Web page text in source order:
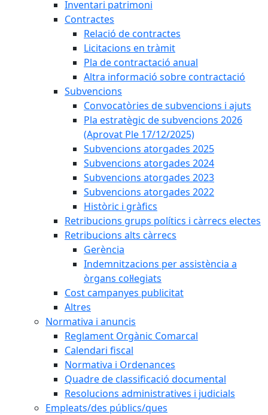
Inventari patrimoni
Contractes
Relació de contractes
Licitacions en tràmit
Pla de contractació anual
Altra informació sobre contractació
Subvencions
Convocatòries de subvencions i ajuts
Pla estratègic de subvencions 2026
(Aprovat Ple 17/12/2025)
Subvencions atorgades 2025
Subvencions atorgades 2024
Subvencions atorgades 2023
Subvencions atorgades 2022
Històric i gràfics
Retribucions grups polítics i càrrecs electes
Retribucions alts càrrecs
Gerència
Indemnitzacions per assistència a
òrgans col·legiats
Cost campanyes publicitat
Altres
Normativa i anuncis
Reglament Orgànic Comarcal
Calendari fiscal
Normativa i Ordenances
Quadre de classificació documental
Resolucions administratives i judicials
Empleats/des públics/ques